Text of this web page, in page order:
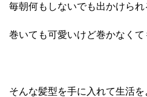
毎朝何もしないでも出かけられ
巻いても可愛いけど巻かなくて
そんな髪型を手に入れて生活